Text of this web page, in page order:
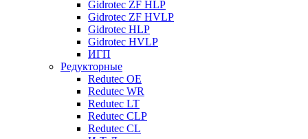
Gidrotec ZF HLP
Gidrotec ZF HVLP
Gidrotec HLP
Gidrotec HVLP
ИГП
Редукторные
Redutec OE
Redutec WR
Redutec LT
Redutec CLP
Redutec CL